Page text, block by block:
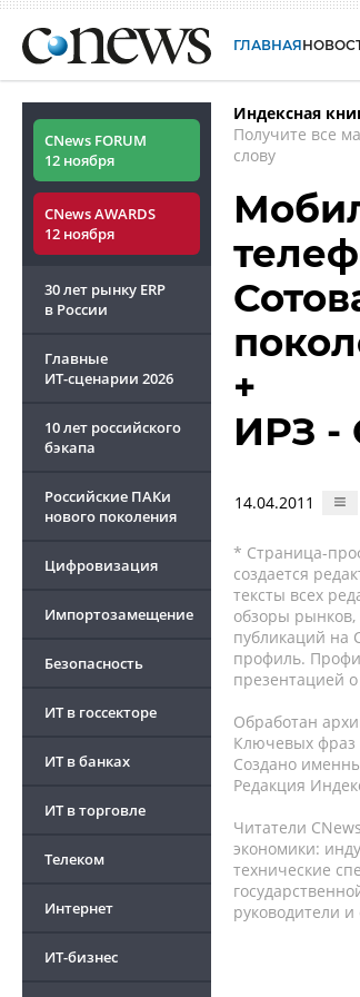
ГЛАВНАЯ
CNews FORUM
12 ноября
CNews AWARDS
12 ноября
30 лет рынку ERP
в России
Главные
ИТ-сценарии 2026
10 лет российского
бэкапа
Российские ПАКи
нового поколения
Цифровизация
Импортозамещение
Безопасность
ИТ в госсекторе
ИТ в банках
ИТ в торговле
Телеком
Интернет
ИТ-бизнес
Индексная
Получите все
слову
+
ИРЗ -
14.04.2011
* Страница-
создается
тексты всех
обзоры
публикаций на
профиль.
презентацией
Обработан
Ключевых фраз
Создано
Редакция
Читатели
экономики:
технические
руководители